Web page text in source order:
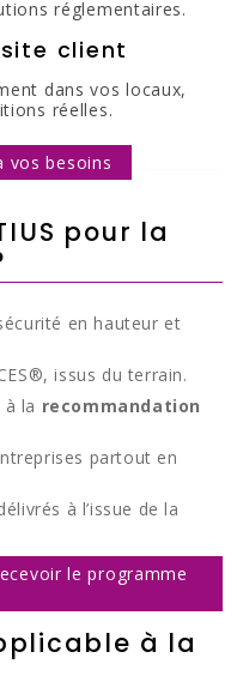
réglementaires.
client
dans vos locaux,
réelles.
vos besoins
pour la
en hauteur et
issus du terrain.
la recommandation
partout en
à l’issue de la
le programme
à la